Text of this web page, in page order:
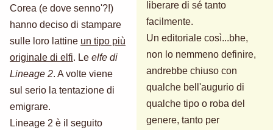
Corea (e dove senno'?!)
hanno deciso di stampare
sulle loro lattine un tipo più
originale di elfi. Le elfe di
Lineage 2. A volte viene
sul serio la tentazione di
emigrare.
Lineage 2 è il seguito
liberare di sé tanto
facilmente.
Un editoriale così...bhe,
non lo nemmeno definire,
andrebbe chiuso con
qualche bell'augurio di
qualche tipo o roba del
genere, tanto per